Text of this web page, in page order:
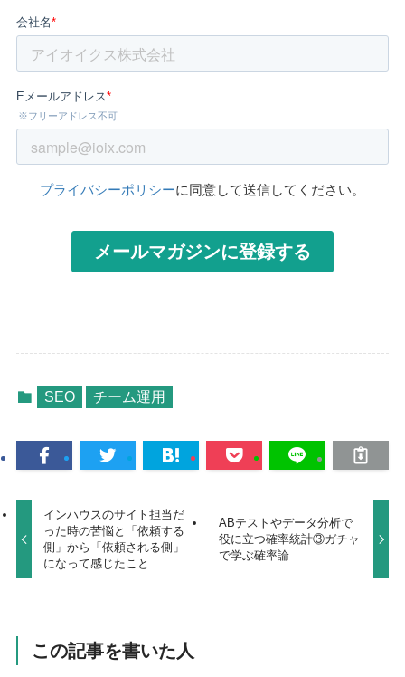
SEO チーム運用
インハウスのサイト担当だ
った時の苦悩と「依頼する
側」から「依頼される側」
になって感じたこと
ABテストやデータ分析で
役に立つ確率統計③ガチャ
で学ぶ確率論
この記事を書いた人